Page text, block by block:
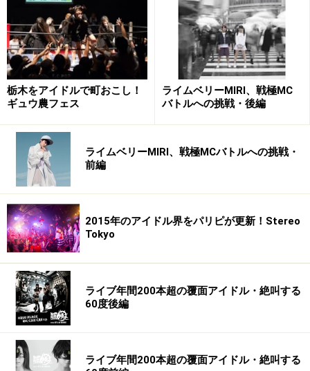
歳／中学1年生）・愛知県出身・中学1年生で162cmというバランス良
いスタイルを生かしたダンスは圧巻！他の誰よりも魅力的な元気ある
ダンスでした。アミューズに期待の新星誕生の瞬間です☆
★ ★ ★ ガイドもくるみちゃんに１票入れておりました ★ ★ ★
１次審査でダンスを披露
中学1年生で162cmというバランス良いスタイルと端整な顔立ちはま
さに憧れの女優の中にも入っていた「長澤まさみ」の幼い頃をCOOL
にした感じにも見えインパクトを感じました。可愛くも綺麗な印象で
顔だけで言うと元SPEEDの島袋寛子（hiro）に感じが似ていると思い
ましたが、3歳からやっているDANCEのキレはhiroも顔負けのレベルだ
ったと思います。「受験で合格した」という設定のエチュードでも女
優としての片鱗は十分に感じ取られました。身長を生かして「ティー
ン誌のモデルから女優へ」という長澤まさみ・宮崎あおい的な展開も
あるかも？…劣化時期をいかにクリアーするのかが課題かとは思いま
すが、運動が得意な分あまり問題は無さそうです。このまま色んな意
味で真っ直ぐに成長して欲しいと切に望む新星の登場です。
栃木をアイドルで町おこし！
ギュウ農フェス
ライムベリーMIRI、戦極MC
バトルへの挑戦・後編
ライムベリーMIRI、戦極MCバトルへの挑戦・
前編
2015年のアイドル界をパリピが更新！Stereo
Tokyo
ライブ年間200本超の覆面アイドル・絶叫する
60度後編
ライブ年間200本超の覆面アイドル・絶叫する